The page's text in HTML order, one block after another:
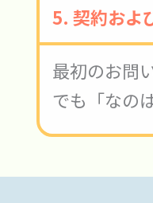
5. 契約およ
最初のお問
でも「なの